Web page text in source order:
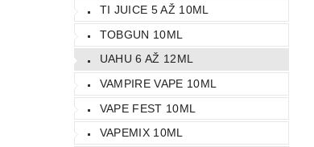
TI JUICE 5 AŽ 10ML
TOBGUN 10ML
UAHU 6 AŽ 12ML
VAMPIRE VAPE 10ML
VAPE FEST 10ML
VAPEMIX 10ML